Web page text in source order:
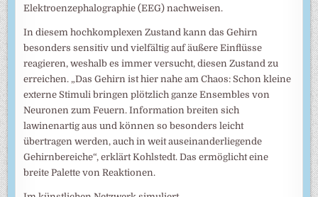
Elektroenzephalographie (EEG) nachweisen.
In diesem hochkomplexen Zustand kann das Gehirn
besonders sensitiv und vielfältig auf äußere Einflüsse
reagieren, weshalb es immer versucht, diesen Zustand zu
erreichen. „Das Gehirn ist hier nahe am Chaos: Schon kleine
externe Stimuli bringen plötzlich ganze Ensembles von
Neuronen zum Feuern. Information breiten sich
lawinenartig aus und können so besonders leicht
übertragen werden, auch in weit auseinanderliegende
Gehirnbereiche“, erklärt Kohlstedt. Das ermöglicht eine
breite Palette von Reaktionen.